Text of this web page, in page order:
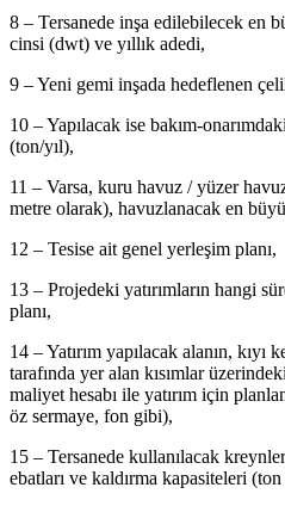
8 – Tersanede inşa edilebilecek en
cinsi (dwt) ve yıllık adedi,
9 – Yeni gemi inşada hedeflenen
10 – Yapılacak ise bakım-
(ton/yıl),
11 – Varsa, kuru havuz / yüzer
metre olarak), havuzlanacak en
12 – Tesise ait genel yerleşim planı,
13 – Projedeki yatırımların hangi
planı,
14 – Yatırım yapılacak alanın,
tarafında yer alan kısımlar
maliyet hesabı ile yatırım için
öz sermaye, fon gibi),
15 – Tersanede kullanılacak
ebatları ve kaldırma kapasiteleri